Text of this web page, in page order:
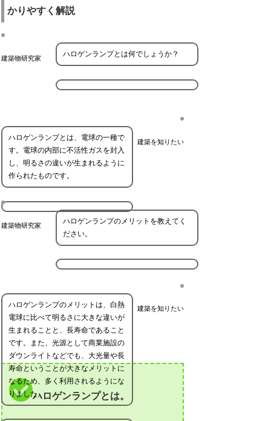
かりやすく解説
建築物研究家 ハロゲンランプとは何でしょうか？
建築を知りたい
ハロゲンランプとは、電球の一種で
す。電球の内部に不活性ガスを封入
し、明るさの違いが生まれるように
作られたものです。
建築物研究家
ハロゲンランプのメリットを教えてく
ださい。
建築を知りたい
ハロゲンランプのメリットは、白熱
電球に比べて明るさに大きな違いが
生まれることと、長寿命であること
です。また、光源として商業施設の
ダウンライトなどでも、大光量や長
寿命ということが大きなメリットに
なるため、多く利用されるようにな
りました。ハロゲンランプとは。